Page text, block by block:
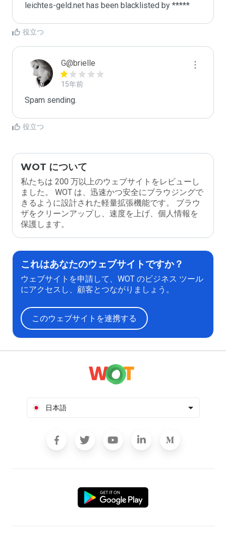
leichtes-geld.net has been blacklisted by *****
役立つ
G@brielle
15年前
Spam sending.
役立つ
WOT について
私たちは 200 万以上のウェブサイトをレビューし
ました。 WOT は、迅速かつ安全にブラウジングで
きるように設計された軽量拡張機能です。 ブラウ
ザをクリーンアップし、速度を上げ、個人情報を
保護します。
これはあなたのウェブサイトですか？
ウェブサイトを申請して、WOT のビジネス ツール
にアクセスし、顧客とつながりましょう。
このウェブサイトを連携する
日本語